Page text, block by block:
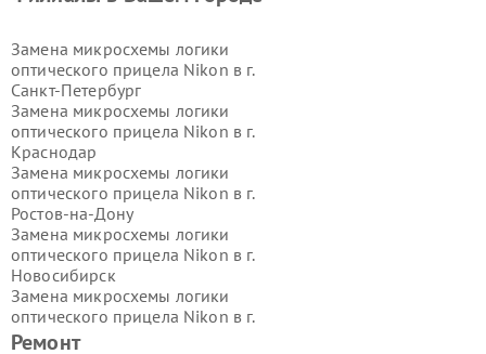
Ремонт
Замена микросхемы логики
оптического прицела Nikon в г.
Санкт-Петербург
Замена микросхемы логики
оптического прицела Nikon в г.
Краснодар
Замена микросхемы логики
оптического прицела Nikon в г.
Ростов-на-Дону
Замена микросхемы логики
оптического прицела Nikon в г.
Новосибирск
Замена микросхемы логики
оптического прицела Nikon в г.
Екатеринбург